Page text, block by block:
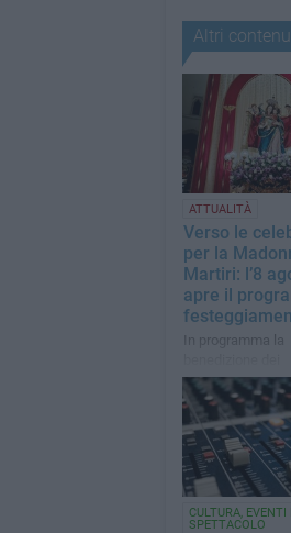
Altri
ATTUALITÀ
Verso le
per la
Martiri: l’8
apre il
In programma la
celebrazione
il rito di
sacra Effigie
CULTURA, EVENTI
SPETTACOLO